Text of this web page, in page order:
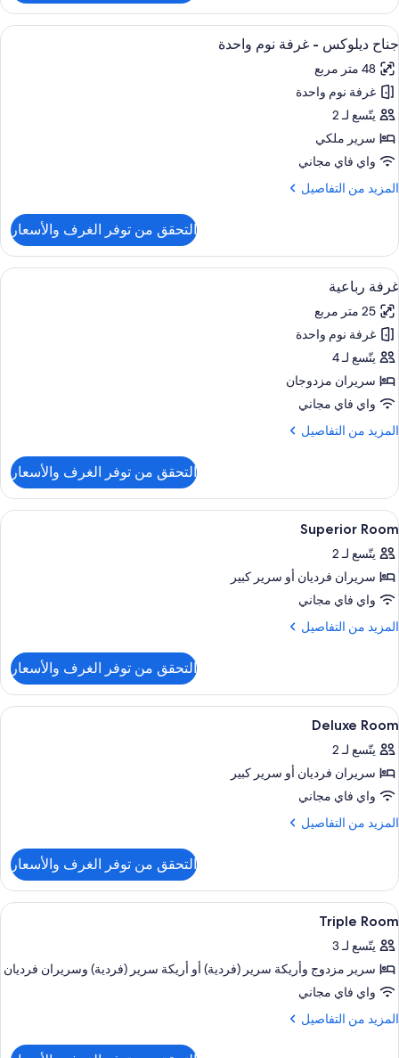
غرفة
سوبريور
ثلاثية
غرفة
نوم
واحدة
استعراض
جميع
صور
جناح
ديلوكس
-
غرفة
نوم
واحدة
أغطية فراش متميزة وألحفة محشوة
13
جناح ديلوكس - غرفة نوم واحدة
48 متر مربع
غرفة نوم واحدة
يتّسع لـ 2
سرير ملكي
واي فاي مجاني
المزيد من التفاصيل
المزيد
جناح
ديلوكس
-
غرفة
نوم
واحدة
التحقق من توفر الغرف والأسعار
استعراض
جميع
صور
غرفة
رباعية
أغطية فراش متميزة وألحفة محشوة
5
غرفة رباعية
25 متر مربع
غرفة نوم واحدة
يتّسع لـ 4
سريران مزدوجان
واي فاي مجاني
المزيد من التفاصيل
المزيد
غرفة
رباعية
التحقق من توفر الغرف والأسعار
استعراض
جميع
صور
Superior
Room
3
Superior Room
يتّسع لـ 2
سريران فرديان‫‬ أو سرير كبير
واي فاي مجاني
المزيد من التفاصيل
المزيد
Superior
Room
التحقق من توفر الغرف والأسعار
استعراض
جميع
صور
Deluxe
Room
أغطية فراش متميزة وألحفة محشوة
8
Deluxe Room
يتّسع لـ 2
سريران فرديان‫‬ أو سرير كبير
واي فاي مجاني
المزيد من التفاصيل
المزيد
Deluxe
Room
التحقق من توفر الغرف والأسعار
استعراض
جميع
صور
Triple
Room
أغطية فراش متميزة وألحفة محشوة
6
Triple Room
يتّسع لـ 3
سرير مزدوج‫‬ وأريكة سرير (فردية)‫‬ أو أريكة سرير (فردية)‫‬ وسريران فرديان
واي فاي مجاني
المزيد من التفاصيل
المزيد